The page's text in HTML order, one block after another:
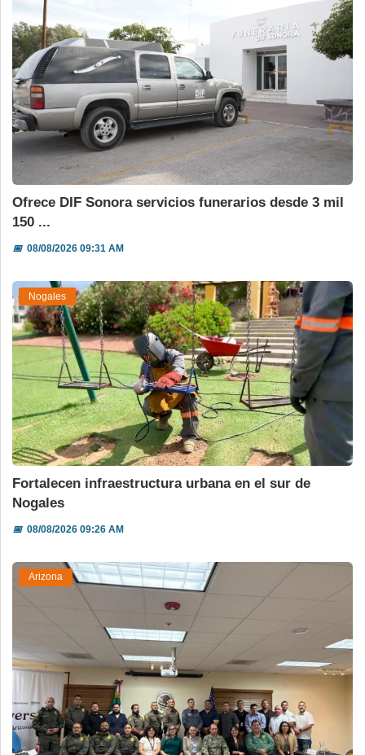
Ofrece DIF Sonora servicios funerarios desde 3 mil
150 ...
📅08/08/2026 09:31 AM
Nogales
Fortalecen infraestructura urbana en el sur de
Nogales
📅08/08/2026 09:26 AM
Arizona